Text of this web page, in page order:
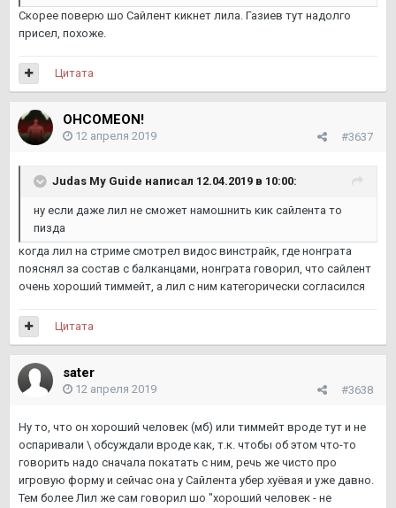
Скорее поверю шо Сайлент кикнет лила. Газиев тут надолго
присел, похоже.
Цитата
OHCOMEON!
#3637
12 апреля 2019
Judas My Guide написал 12.04.2019 в 10:00:
ну если даже лил не сможет намошнить кик сайлента то
пизда
когда лил на стриме смотрел видос винстрайк, где нонграта
пояснял за состав с балканцами, нонграта говорил, что сайлент
очень хороший тиммейт, а лил с ним категорически согласился
Цитата
sater
#3638
12 апреля 2019
Ну то, что он хороший человек (мб) или тиммейт вроде тут и не
оспаривали \ обсуждали вроде как, т.к. чтобы об этом что-то
говорить надо сначала покатать с ним, речь же чисто про
игровую форму и сейчас она у Сайлента убер хуёвая и уже давно.
Тем более Лил же сам говорил шо "хороший человек - не